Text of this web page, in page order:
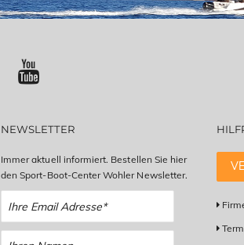
NEWSLETTER
Immer aktuell informiert. Bestellen Sie hier
den Sport-Boot-Center Wohler Newsletter.